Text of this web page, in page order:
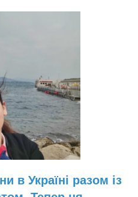
в Україні разом із